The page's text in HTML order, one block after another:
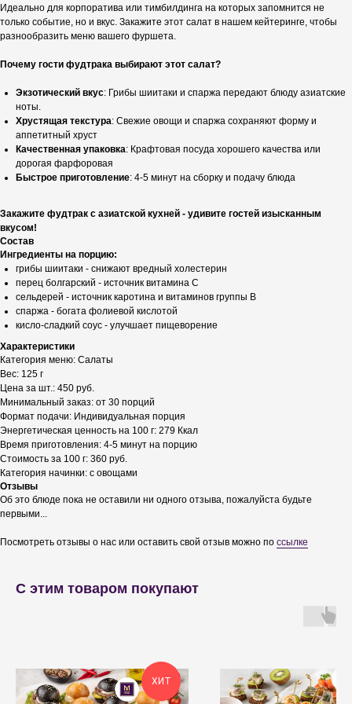
Идеально для корпоратива или тимбилдинга на которых запомнится не
только событие, но и вкус. Закажите этот салат в нашем кейтеринге, чтобы
разнообразить меню вашего фуршета.
Почему гости фудтрака выбирают этот салат?
Экзотический вкус: Грибы шиитаки и спаржа передают блюду азиатские
ноты.
Хрустящая текстура: Свежие овощи и спаржа сохраняют форму и
аппетитный хруст
Качественная упаковка: Крафтовая посуда хорошего качества или
дорогая фарфоровая
Быстрое приготовление: 4-5 минут на сборку и подачу блюда
Закажите фудтрак с азиатской кухней - удивите гостей изысканным
вкусом!
Состав
Ингредиенты на порцию:
грибы шиитаки - снижают вредный холестерин
перец болгарский - источник витамина С
сельдерей - источник каротина и витаминов группы В
спаржа - богата фолиевой кислотой
кисло-сладкий соус - улучшает пищеворение
Характеристики
Категория меню: Салаты
Вес: 125 г
Цена за шт.: 450 руб.
Минимальный заказ: от 30 порций
Формат подачи: Индивидуальная порция
Энергетическая ценность на 100 г: 279 Ккал
Время приготовления: 4-5 минут на порцию
Стоимость за 100 г: 360 руб.
Категория начинки: с овощами
Отзывы
Об это блюде пока не оставили ни одного отзыва, пожалуйста будьте
первыми...
Посмотреть отзывы о нас или оставить свой отзыв можно по ссылке
С этим товаром покупают
ХИТ